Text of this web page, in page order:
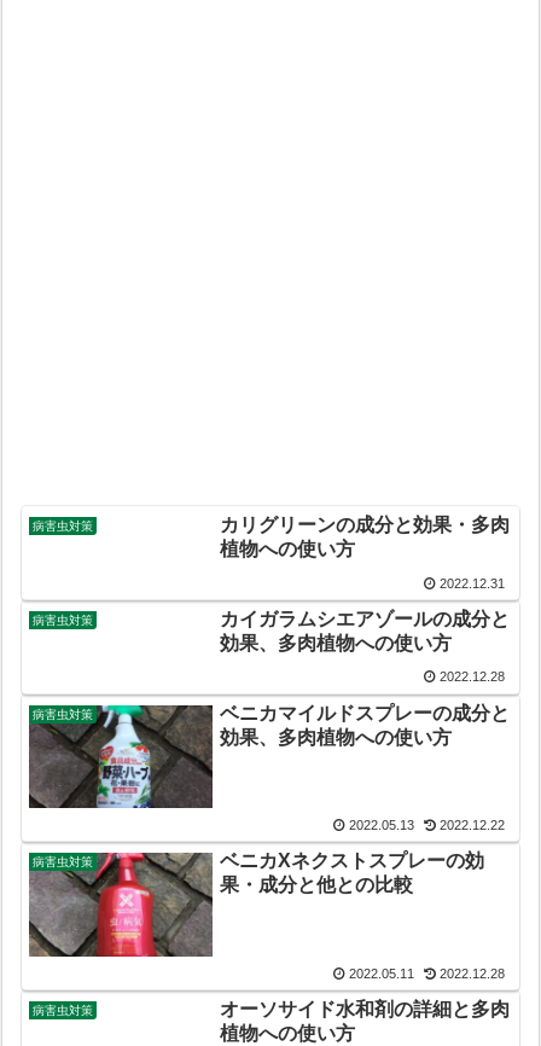
病害虫対策
カリグリーンの成分と効果・多肉
植物への使い方
2022.12.31
病害虫対策
カイガラムシエアゾールの成分と
効果、多肉植物への使い方
2022.12.28
病害虫対策
ベニカマイルドスプレーの成分と
効果、多肉植物への使い方
2022.05.13 2022.12.22
病害虫対策
ベニカXネクストスプレーの効
果・成分と他との比較
2022.05.11 2022.12.28
病害虫対策
オーソサイド水和剤の詳細と多肉
植物への使い方